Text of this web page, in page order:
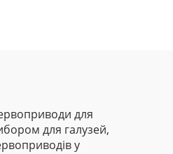
для
для галузей,
у